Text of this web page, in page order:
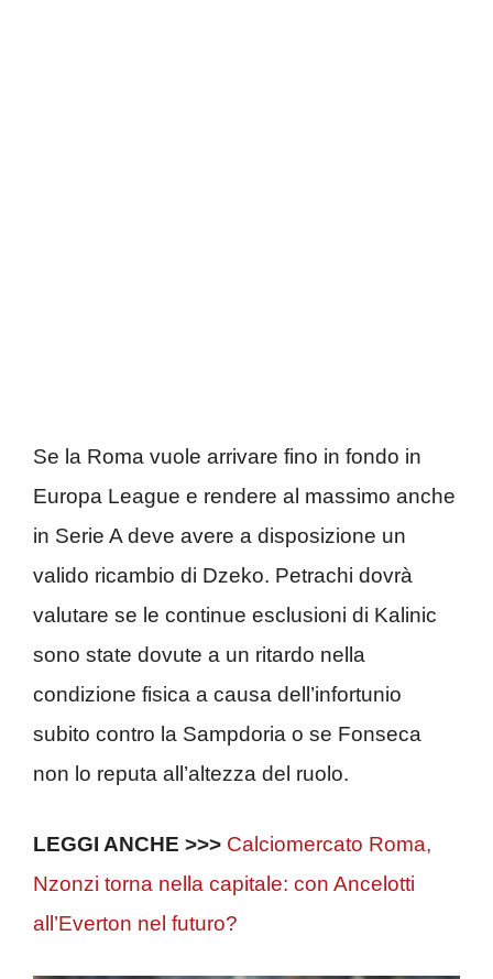
Se la Roma vuole arrivare fino in fondo in
Europa League e rendere al massimo anche
in Serie A deve avere a disposizione un
valido ricambio di Dzeko. Petrachi dovrà
valutare se le continue esclusioni di Kalinic
sono state dovute a un ritardo nella
condizione fisica a causa dell’infortunio
subito contro la Sampdoria o se Fonseca
non lo reputa all’altezza del ruolo.
LEGGI ANCHE >>> Calciomercato Roma,
Nzonzi torna nella capitale: con Ancelotti
all’Everton nel futuro?